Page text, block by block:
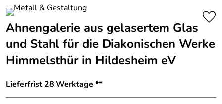
Ahnengalerie aus gelasertem Glas
und Stahl für die Diakonischen Werke
Himmelsthür in Hildesheim eV
Lieferfrist 28 Werktage **